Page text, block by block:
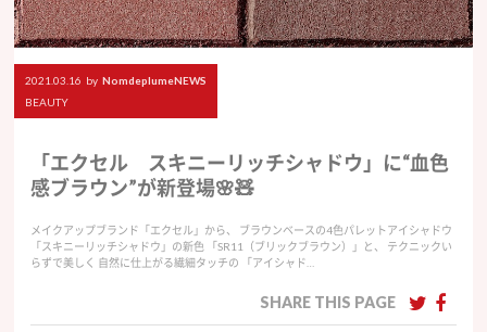
2021.03.16 by NomdeplumeNEWS
BEAUTY
「エクセル スキニーリッチシャドウ」に“血色
感ブラウン”が新登場🌸🧸
メイクアップブランド「エクセル」から、 ブラウンベースの4色パレットアイシャドウ
「スキニーリッチシャドウ」の新色 「SR11（ブリックブラウン）」と、 テクニックい
らずで美しく 自然に仕上がる繊細タッチの 「アイシャド…
SHARE THIS PAGE